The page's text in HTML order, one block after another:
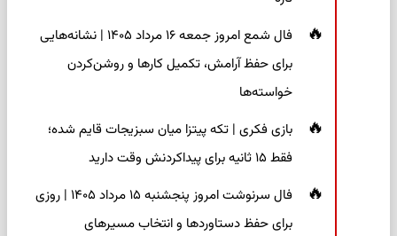
فال شمع امروز جمعه ۱۶ مرداد ۱۴۰۵ | نشانه‌هایی
برای حفظ آرامش، تکمیل کارها و روشن‌کردن
خواسته‌ها
بازی فکری | تکه پیتزا میان سبزیجات قایم شده؛
فقط ۱۵ ثانیه برای پیداکردنش وقت دارید
فال سرنوشت امروز پنجشنبه ۱۵ مرداد ۱۴۰۵ | روزی
برای حفظ دستاوردها و انتخاب مسیرهای